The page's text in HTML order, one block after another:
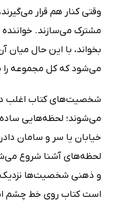
وقتی کنار هم قرار
مشترک می‌سازند. خواننده
بخواند، با این حال میان
می‌شود که کل مجموعه را
شخصیت‌های کتاب اغلب
می‌شوند؛ لحظه‌هایی
خیابان یا سر و سامان
لحظه‌های آشنا شروع
و ذهنی شخصیت‌ها
است کتاب روی خط چشم